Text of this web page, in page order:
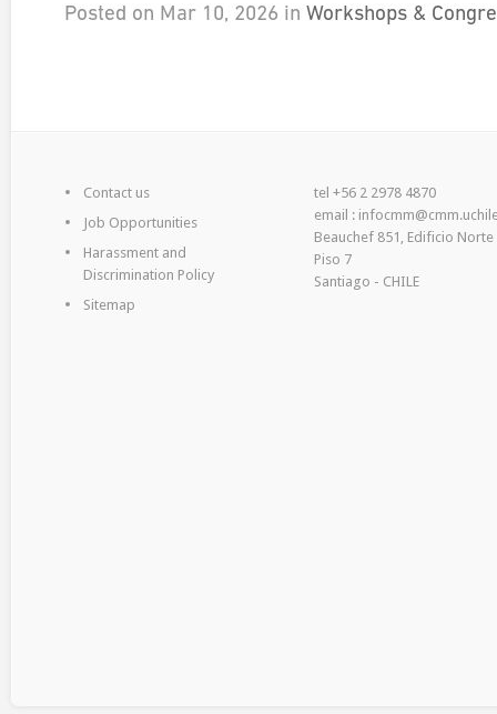
Posted on Mar 10, 2026 in Workshops &
Contact us
Job Opportunities
Harassment and
Discrimination Policy
Sitemap
tel +56 2 2978 4870
email :
Beauchef 851, Edificio Norte
Piso 7
Santiago - CHILE